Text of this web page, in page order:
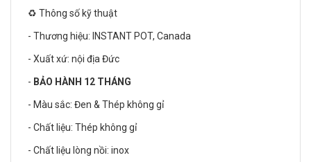
♻️ Thông số kỹ thuật
- Thương hiệu: INSTANT POT, Canada
- Xuất xứ: nội địa Đức
- BẢO HÀNH 12 THÁNG
- Màu sắc: Đen & Thép không gỉ
- Chất liệu: Thép không gỉ
- Chất liệu lòng nồi: inox